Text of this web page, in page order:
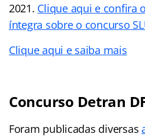
2021. Clique aqui e confira
íntegra sobre o concurso
Clique aqui e saiba mais
Concurso Detran
Foram publicadas diversas